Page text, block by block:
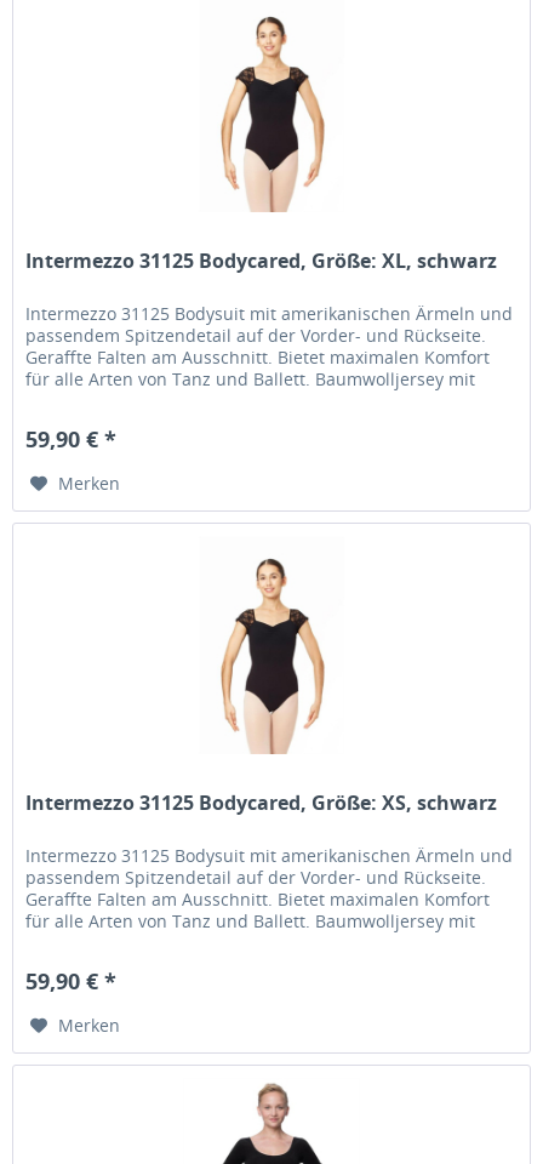
Intermezzo 31125 Bodycared, Größe: XL, schwarz
Intermezzo 31125 Bodysuit mit amerikanischen Ärmeln und
passendem Spitzendetail auf der Vorder- und Rückseite.
Geraffte Falten am Ausschnitt. Bietet maximalen Komfort
für alle Arten von Tanz und Ballett. Baumwolljersey mit
59,90 € *
Merken
Intermezzo 31125 Bodycared, Größe: XS, schwarz
Intermezzo 31125 Bodysuit mit amerikanischen Ärmeln und
passendem Spitzendetail auf der Vorder- und Rückseite.
Geraffte Falten am Ausschnitt. Bietet maximalen Komfort
für alle Arten von Tanz und Ballett. Baumwolljersey mit
59,90 € *
Merken